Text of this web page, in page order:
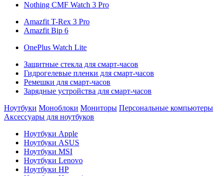
Nothing CMF Watch 3 Pro
Amazfit T-Rex 3 Pro
Amazfit Bip 6
OnePlus Watch Lite
Защитные стекла для смарт-часов
Гидрогелевые пленки для смарт-часов
Ремешки для смарт-часов
Зарядные устройства для смарт-часов
Ноутбуки Моноблоки Мониторы Персональные компьютеры
Аксессуары для ноутбуков
Ноутбуки Apple
Ноутбуки ASUS
Ноутбуки MSI
Ноутбуки Lenovo
Ноутбуки HP